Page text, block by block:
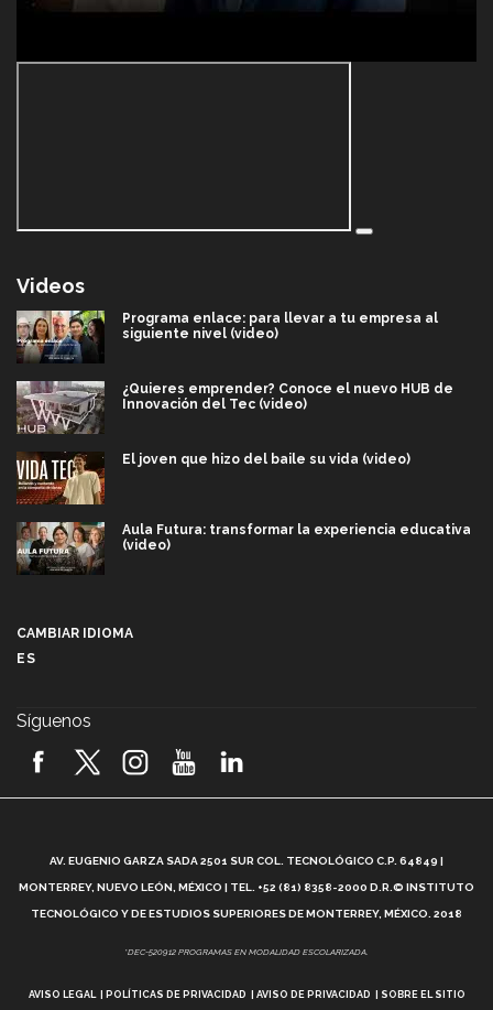
Videos
Programa enlace: para llevar a tu empresa al
siguiente nivel (video)
¿Quieres emprender? Conoce el nuevo HUB de
Innovación del Tec (video)
El joven que hizo del baile su vida (video)
Aula Futura: transformar la experiencia educativa
(video)
2026! (video)
¿Cómo es el Modelo Educativo Tec? (video)
Vida Tec: Feminismo e Inteligencia Artificial, Paola
CAMBIAR IDIOMA
ES
Síguenos
AV. EUGENIO GARZA SADA 2501 SUR COL. TECNOLÓGICO C.P. 64849 |
MONTERREY, NUEVO LEÓN, MÉXICO | TEL. +52 (81) 8358-2000 D.R.© INSTITUTO
TECNOLÓGICO Y DE ESTUDIOS SUPERIORES DE MONTERREY, MÉXICO. 2018
*DEC-520912 PROGRAMAS EN MODALIDAD ESCOLARIZADA.
AVISO LEGAL POLÍTICAS DE PRIVACIDAD AVISO DE PRIVACIDAD SOBRE EL SITIO